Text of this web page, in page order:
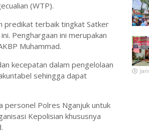
(WTP).
predikat terbaik tingkat Satker
Penghargaan ini merupakan
Muhammad.
kecepatan dalam pengelolaan
sehingga dapat
personel Polres Nganjuk untuk
Kepolisian khususnya